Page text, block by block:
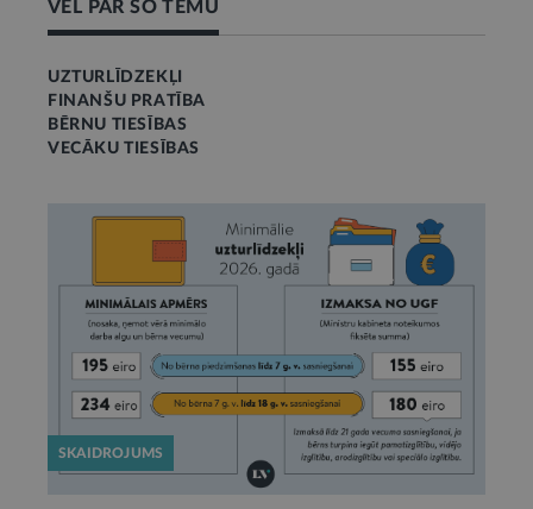
VĒL PAR ŠO TĒMU
UZTURLĪDZEKĻI
FINANŠU PRATĪBA
BĒRNU TIESĪBAS
VECĀKU TIESĪBAS
SKAIDROJUMS